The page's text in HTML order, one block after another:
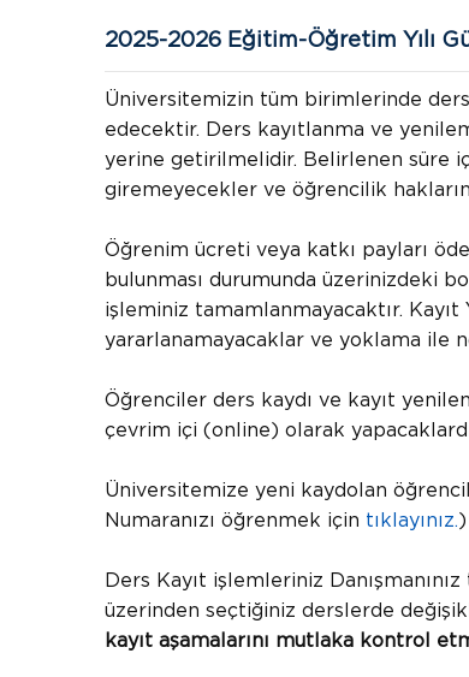
2025-2026 Eğitim-Öğretim Yılı
Üniversitemizin tüm birimlerinde ders
edecektir. Ders kayıtlanma ve
yerine getirilmelidir. Belirlenen süre
giremeyecekler ve öğrencilik
Öğrenim ücreti veya katkı payları
bulunması durumunda üzerinizdeki
işleminiz tamamlanmayacaktır.
yararlanamayacaklar ve yoklama ile
Öğrenciler ders kaydı ve kayıt
çevrim içi (online) olarak
Üniversitemize yeni kaydolan
Numaranızı öğrenmek için tıklayınız.
Ders Kayıt işlemleriniz
üzerinden seçtiğiniz derslerde
kayıt aşamalarını mutlaka kontrol